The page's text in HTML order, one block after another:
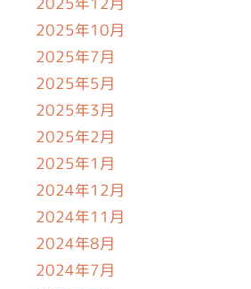
2025年10月
2025年7月
2025年5月
2025年3月
2025年2月
2025年1月
2024年12月
2024年11月
2024年8月
2024年7月